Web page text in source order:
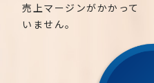
売上マージンがかかって
いません。